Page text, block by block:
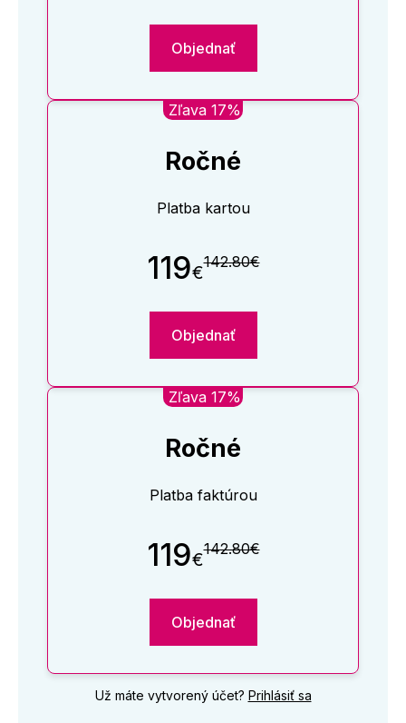
Objednať
Zľava 17%
Ročné
Platba kartou
119€142.80€
Objednať
Zľava 17%
Ročné
Platba faktúrou
119€142.80€
Objednať
Už máte vytvorený účet? Prihlásiť sa